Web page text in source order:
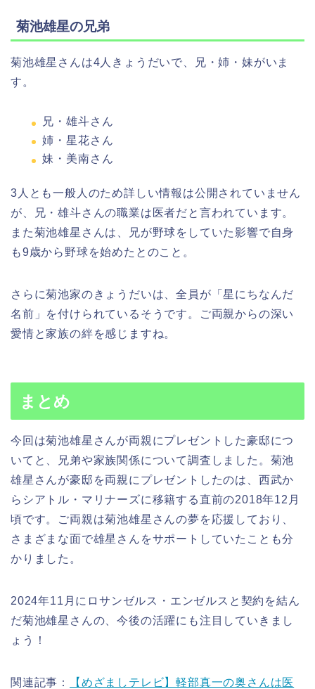
菊池雄星の兄弟
菊池雄星さんは4人きょうだいで、兄・姉・妹がいま
す。
兄・雄斗さん
姉・星花さん
妹・美南さん
3人とも一般人のため詳しい情報は公開されていません
が、兄・雄斗さんの職業は医者だと言われています。
また菊池雄星さんは、兄が野球をしていた影響で自身
も9歳から野球を始めたとのこと。
さらに菊池家のきょうだいは、全員が「星にちなんだ
名前」を付けられているそうです。ご両親からの深い
愛情と家族の絆を感じますね。
まとめ
今回は菊池雄星さんが両親にプレゼントした豪邸につ
いてと、兄弟や家族関係について調査しました。菊池
雄星さんが豪邸を両親にプレゼントしたのは、西武か
らシアトル・マリナーズに移籍する直前の2018年12月
頃です。ご両親は菊池雄星さんの夢を応援しており、
さまざまな面で雄星さんをサポートしていたことも分
かりました。
2024年11月にロサンゼルス・エンゼルスと契約を結ん
だ菊池雄星さんの、今後の活躍にも注目していきまし
ょう！
関連記事：
【めざましテレビ】軽部真一の奥さんは医